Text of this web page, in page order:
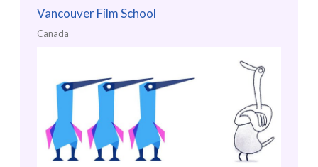
Vancouver Film School
Canada